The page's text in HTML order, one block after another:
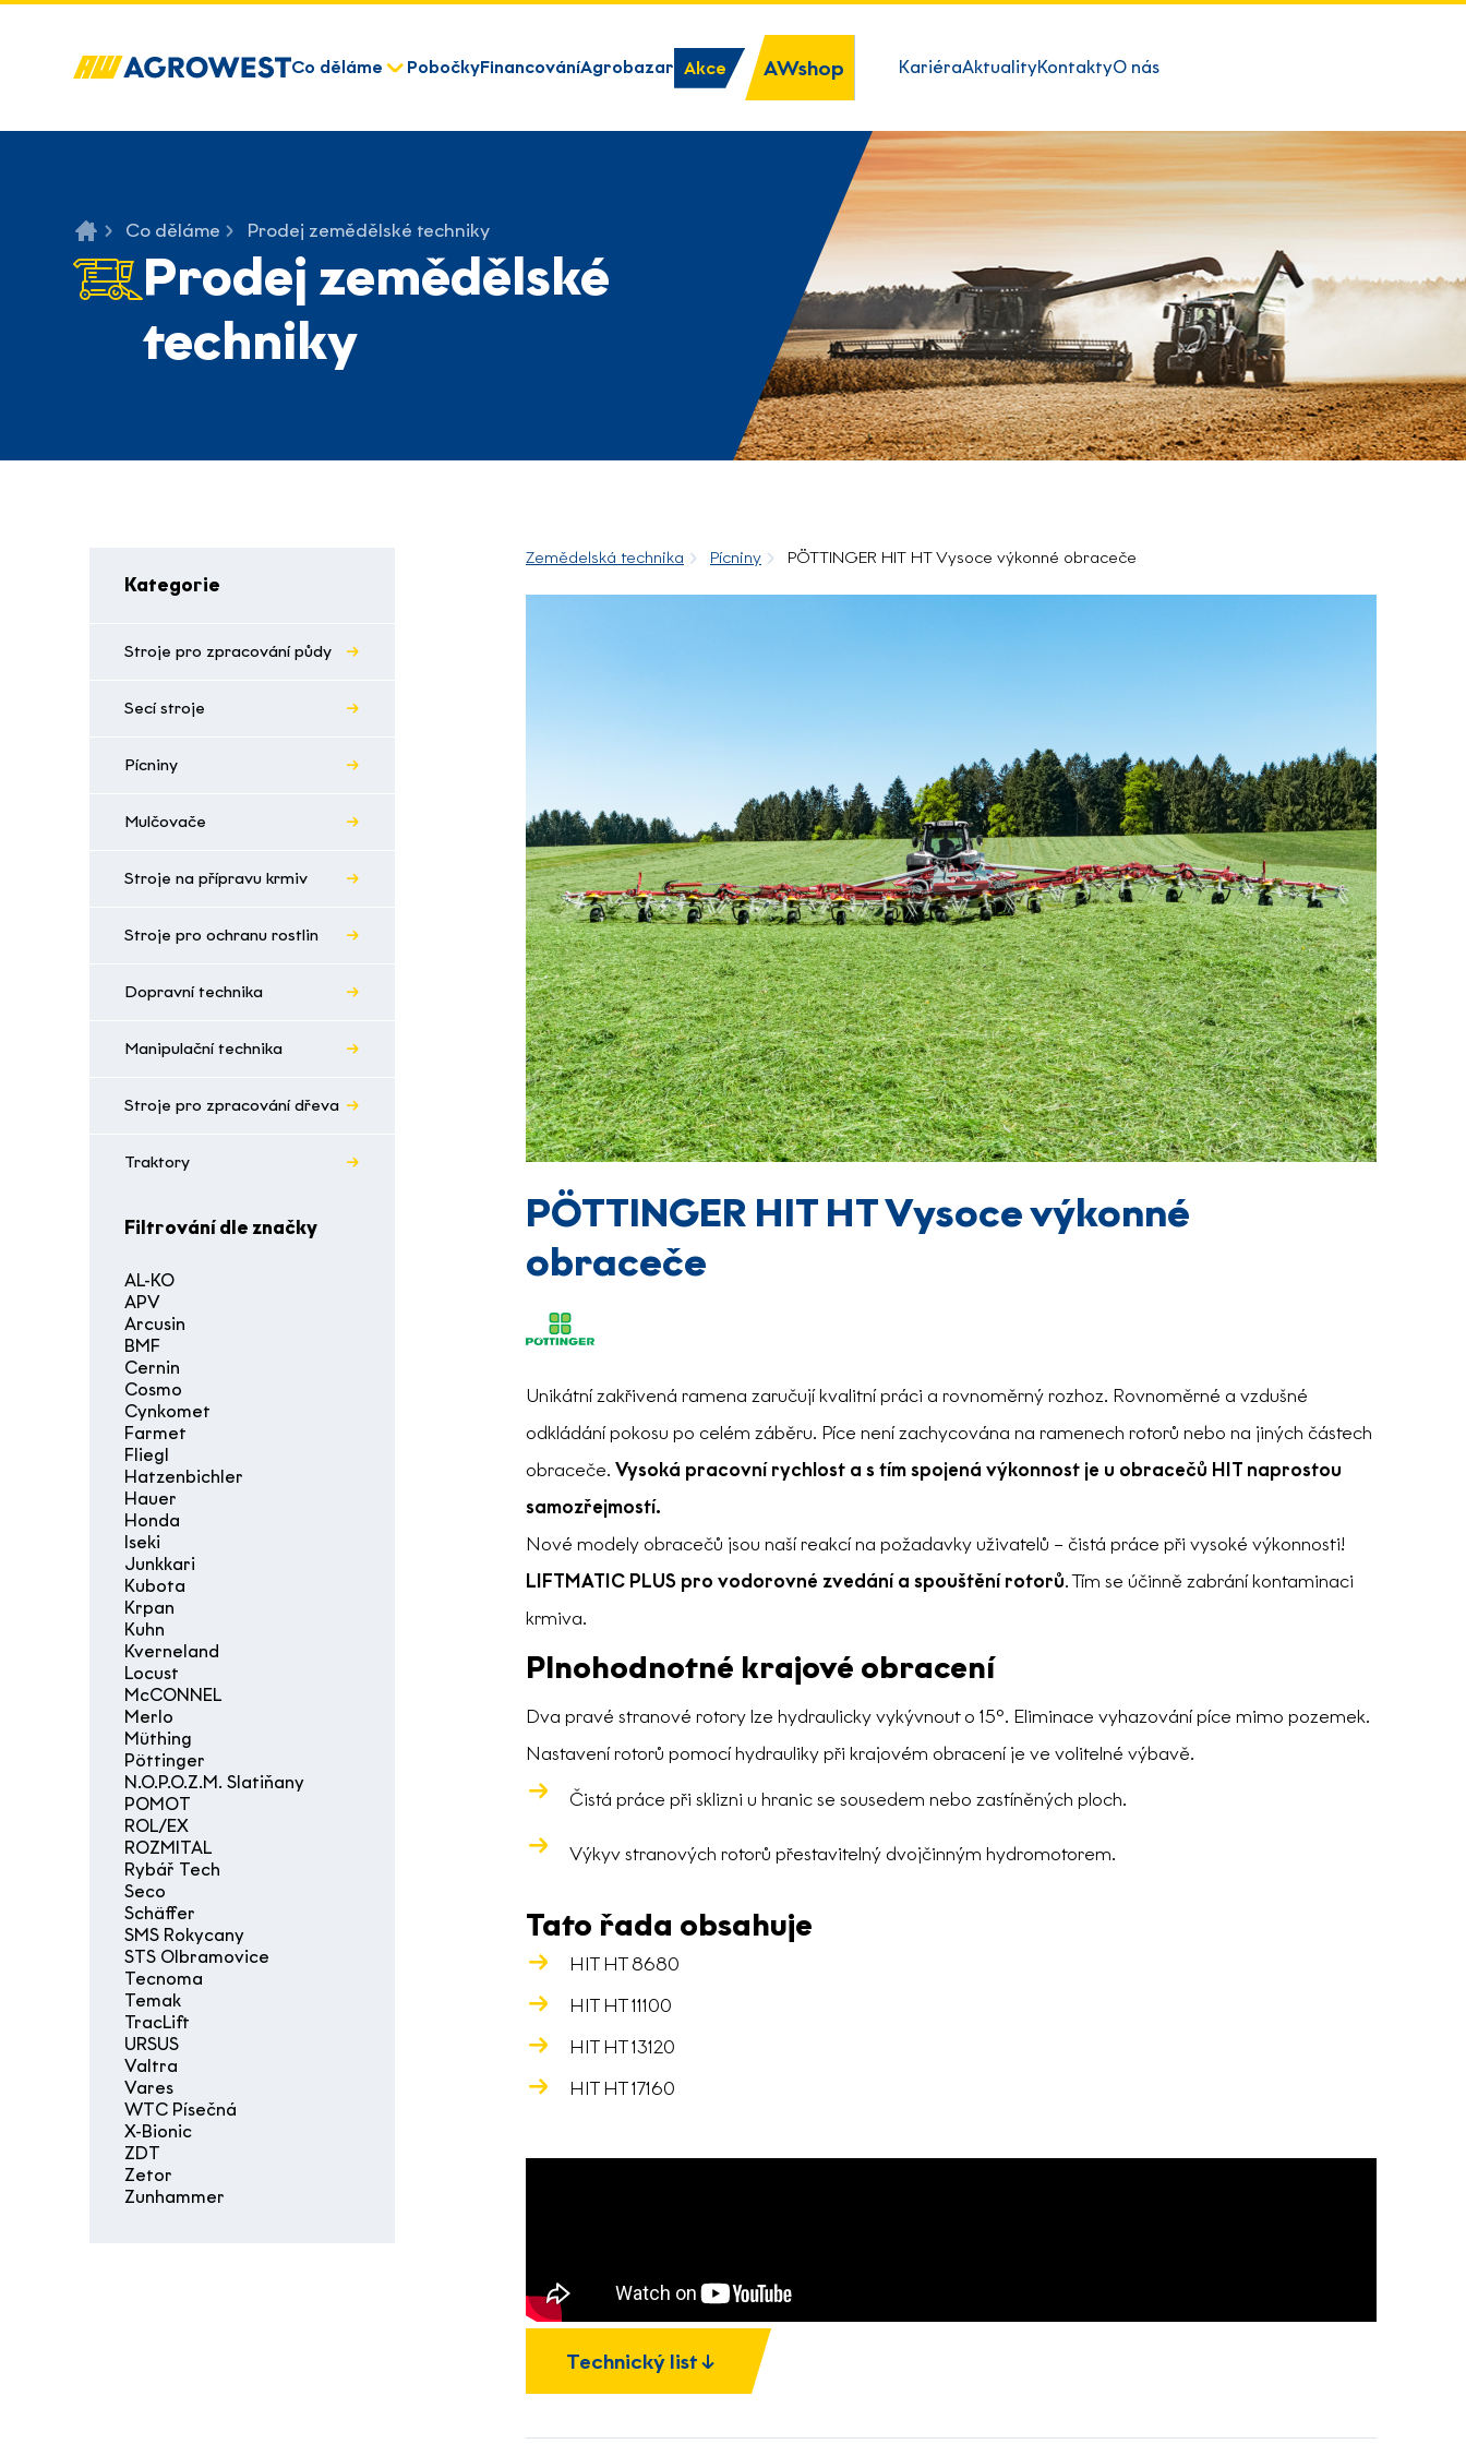
Co děláme PobočkyFinancováníAgrobazar Akce AWshop KariéraAktualityKontaktyO nás
Co děláme Prodej zemědělské techniky
Prodej zemědělské
techniky
Kategorie
Stroje pro zpracování půdy
Secí stroje
Pícniny
Mulčovače
Stroje na přípravu krmiv
Stroje pro ochranu rostlin
Dopravní technika
Manipulační technika
Stroje pro zpracování dřeva
Traktory
Filtrování dle značky
AL-KO
APV
Arcusin
BMF
Cernin
Cosmo
Cynkomet
Farmet
Fliegl
Hatzenbichler
Hauer
Honda
Iseki
Junkkari
Kubota
Krpan
Kuhn
Kverneland
Locust
McCONNEL
Merlo
Müthing
Pöttinger
N.O.P.O.Z.M. Slatiňany
POMOT
ROL/EX
ROZMITAL
Rybář Tech
Seco
Schäffer
SMS Rokycany
STS Olbramovice
Tecnoma
Temak
TracLift
URSUS
Valtra
Vares
WTC Písečná
X-Bionic
ZDT
Zetor
Zunhammer
Zemědelská technika Pícniny PÖTTINGER HIT HT Vysoce výkonné obraceče
PÖTTINGER HIT HT Vysoce výkonné
obraceče
Unikátní zakřivená ramena zaručují kvalitní práci a rovnoměrný rozhoz. Rovnoměrné a vzdušné
odkládání pokosu po celém záběru. Píce není zachycována na ramenech rotorů nebo na jiných částech
obraceče. Vysoká pracovní rychlost a s tím spojená výkonnost je u obracečů HIT naprostou
samozřejmostí.
Nové modely obracečů jsou naší reakcí na požadavky uživatelů – čistá práce při vysoké výkonnosti!
LIFTMATIC PLUS pro vodorovné zvedání a spouštění rotorů. Tím se účinně zabrání kontaminaci
krmiva.
Plnohodnotné krajové obracení
Dva pravé stranové rotory lze hydraulicky vykývnout o 15°. Eliminace vyhazování píce mimo pozemek.
Nastavení rotorů pomocí hydrauliky při krajovém obracení je ve volitelné výbavě.
Čistá práce při sklizni u hranic se sousedem nebo zastíněných ploch.
Výkyv stranových rotorů přestavitelný dvojčinným hydromotorem.
Tato řada obsahuje
HIT HT 8680
HIT HT 11100
HIT HT 13120
HIT HT 17160
Technický list